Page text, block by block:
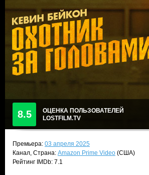
8.5
ОЦЕНКА ПОЛЬЗОВАТЕЛЕЙ
LOSTFILM.TV
Премьера: 03 апреля 2025
Канал, Страна: Amazon Prime Video (США)
Рейтинг IMDb: 7.1